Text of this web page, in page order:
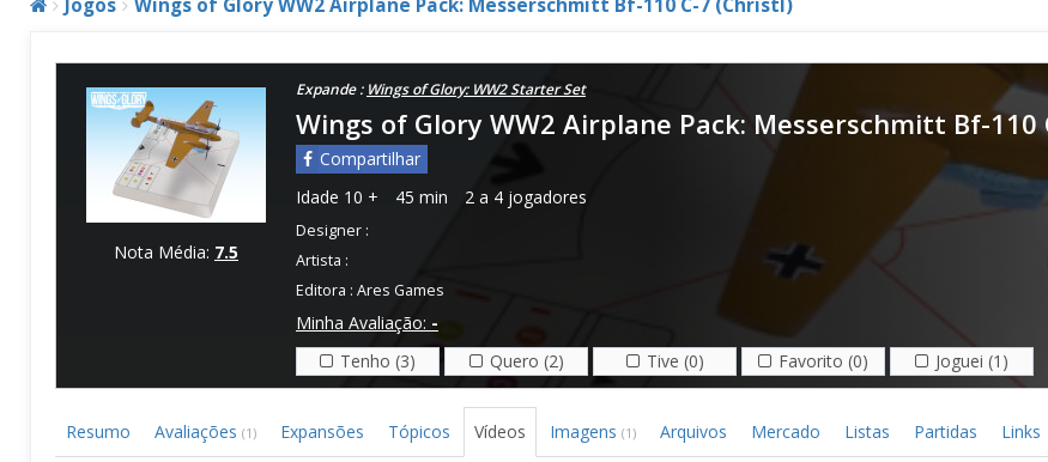
Jogos Wings of Glory WW2 Airplane Pack: Messerschmitt Bf-110 C-7 (Christl)
Nota Média: 7.5
Expande : Wings of Glory: WW2 Starter Set
Wings of Glory WW2 Airplane Pack: Messerschmitt Bf-110
Compartilhar
Idade 10 + 45 min 2 a 4 jogadores
Designer :
Artista :
Editora : Ares Games
Minha Avaliação: -
Tenho (3)
Quero (2) Tive (0) Favorito (0) Joguei (1)
Resumo Avaliações (1) Expansões Tópicos Vídeos Imagens (1) Arquivos Mercado Listas Partidas Links